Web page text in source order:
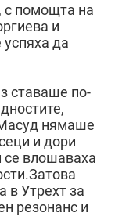
с помощта на
и
успяха да
ставаше по-
нямаше
и дори
се влошаваха
в Утрехт за
резонанс и